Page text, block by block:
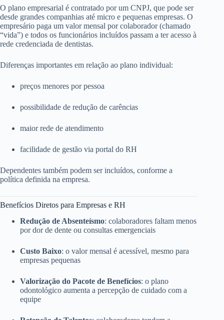
O plano empresarial é contratado por um CNPJ, que pode ser
desde grandes companhias até micro e pequenas empresas. O
empresário paga um valor mensal por colaborador (chamado
“vida”) e todos os funcionários incluídos passam a ter acesso à
rede credenciada de dentistas.
Diferenças importantes em relação ao plano individual:
preços menores por pessoa
possibilidade de redução de carências
maior rede de atendimento
facilidade de gestão via portal do RH
Dependentes também podem ser incluídos, conforme a
política definida na empresa.
Benefícios Diretos para Empresas e RH
Redução de Absenteísmo: colaboradores faltam menos
por dor de dente ou consultas emergenciais
Custo Baixo: o valor mensal é acessível, mesmo para
empresas pequenas
Valorização do Pacote de Benefícios: o plano
odontológico aumenta a percepção de cuidado com a
equipe